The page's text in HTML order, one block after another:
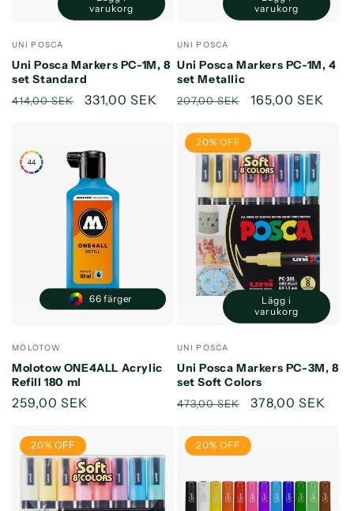
Säljare:
UNI POSCA
Uni Posca Markers PC-1M, 8
set Standard
Ordinarie
414,00 SEK Försäljningspris
331,00 SEK
kvantitet
Default
Title
kvantitet
Title
varukorg
Säljare:
UNI POSCA
Uni Posca Markers PC-1M, 4
set Metallic
Ordinarie
207,00 SEK 165,00 SEK
kvantitet
Default
Title
kvantitet
Title
varukorg
Säljare:
MOLOTOW
Molotow ONE4ALL Acrylic
Refill 180 ml
Ordinarie
259,00 SEK
66 färger
20% OFF
Säljare:
UNI POSCA
Uni Posca Markers PC-3M, 8
set Soft Colors
Ordinarie
473,00 SEK 378,00 SEK
Minska
kvantitet
Default
Title
Öka
kvantitet
Title
Lägg i
varukorg
20% OFF 20% OFF